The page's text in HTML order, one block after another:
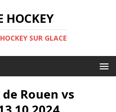
HOCKEY
SUR GLACE
Rouen vs